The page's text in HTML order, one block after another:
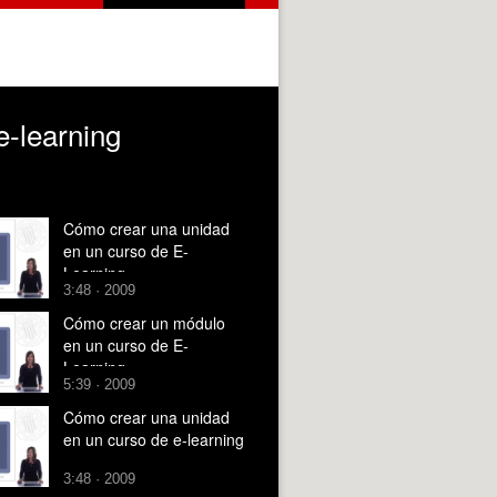
learning
Cómo crear una unidad
en un curso de E-
Learning
3:48 · 2009
Cómo crear un módulo
en un curso de E-
Learning
5:39 · 2009
Cómo crear una unidad
en un curso de e-learning
3:48 · 2009